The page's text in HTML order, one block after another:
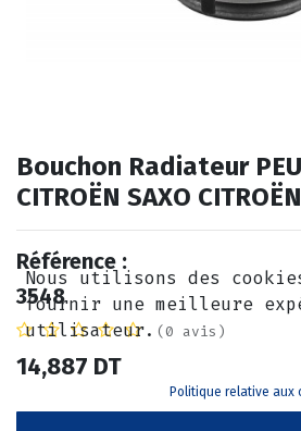
Bouchon Radiateur
CITROËN SAXO
Référence :
3548
(0 avis)
14,887 DT
Nous utilisons des
fournir une meilleure
utilisateur.
Politique relative aux